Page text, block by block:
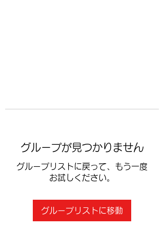
グループが見つかりません
グループリストに戻って、もう一度
お試しください。
グループリストに移動